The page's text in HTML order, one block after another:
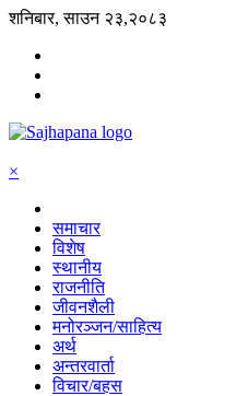
शनिबार, साउन २३,२०८३
×
समाचार
विशेष
स्थानीय
राजनीति
जीवनशैली
मनोरञ्जन/साहित्य
अर्थ
अन्तरवार्ता
विचार/बहस